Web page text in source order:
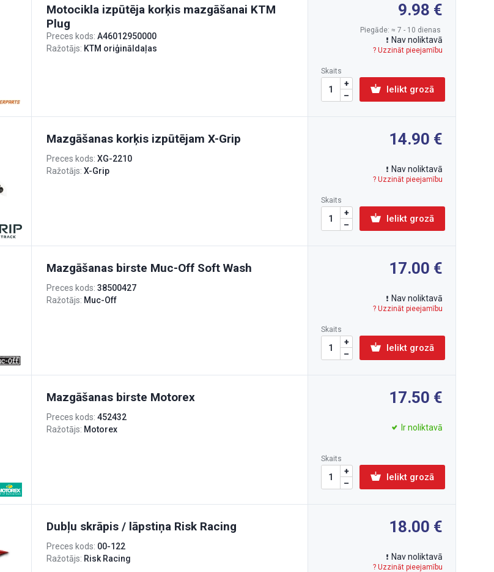
Motocikla izpūtēja korķis mazgāšanai KTM
Plug
Preces kods: A46012950000
Ražotājs: KTM oriģināldaļas
9.98
Piegāde: ≈ 7 - 10 dienas
Nav noliktavā
? Uzzināt pieejamību
Skaits
Ielikt grozā
Mazgāšanas korķis izpūtējam X-Grip
Preces kods: XG-2210
Ražotājs: X-Grip
14.90
Nav noliktavā
? Uzzināt pieejamību
Skaits
Ielikt grozā
Mazgāšanas birste Muc-Off Soft Wash
Preces kods: 38500427
Ražotājs: Muc-Off
17.00
Nav noliktavā
? Uzzināt pieejamību
Skaits
Ielikt grozā
Mazgāšanas birste Motorex
Preces kods: 452432
Ražotājs: Motorex
17.50
Ir noliktavā
Skaits
Ielikt grozā
Dubļu skrāpis / lāpstiņa Risk Racing
Preces kods: 00-122
Ražotājs: Risk Racing
18.00
Nav noliktavā
? Uzzināt pieejamību